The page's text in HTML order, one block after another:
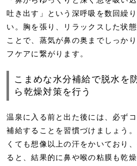
吐き出す」という深呼吸を数回繰
い。胸を張り、リラックスした状
ことで、蒸気が鼻の奥までしっか
フケアに繋がります。
こまめな水分補給で脱水を
ら乾燥対策を行う
温泉に入る前と出た後には、必ず
補給することを習慣づけましょう
くても想像以上の汗をかいており
ると、結果的に鼻や喉の粘膜も乾